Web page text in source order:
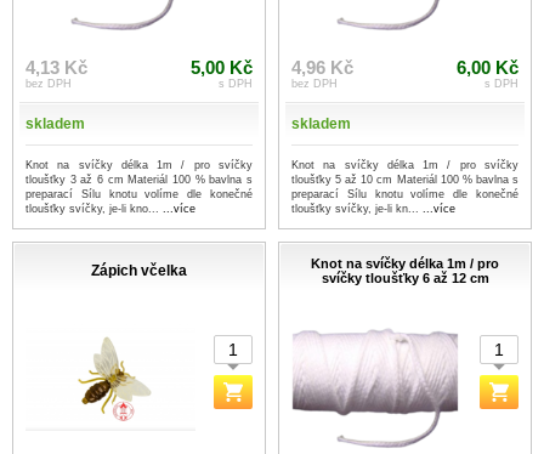
4,13 Kč
bez DPH
5,00 Kč
s DPH
skladem
Knot na svíčky délka 1m / pro svíčky
tloušťky 3 až 6 cm Materiál 100 % bavlna s
preparací Sílu knotu volíme dle konečné
tloušťky svíčky, je-li kno... ...více
4,96 Kč
bez DPH
6,00 Kč
s DPH
skladem
Knot na svíčky délka 1m / pro svíčky
tloušťky 5 až 10 cm Materiál 100 % bavlna s
preparací Sílu knotu volíme dle konečné
tloušťky svíčky, je-li kn... ...více
Zápich včelka
Knot na svíčky délka 1m / pro
svíčky tloušťky 6 až 12 cm